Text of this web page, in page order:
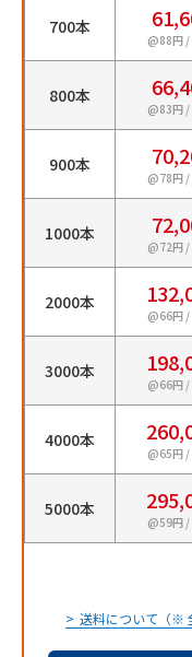
700本
@88円
800本
@83円
900本
@78円
1000本
@72円
2000本
@66円
3000本
@66円
4000本
@65円
5000本
@59円
送料について（※